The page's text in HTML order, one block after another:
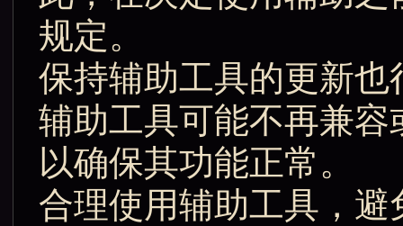
规定。
保持辅助工具的更新
辅助工具可能不再兼
以确保其功能正常。
合理使用辅助工具，